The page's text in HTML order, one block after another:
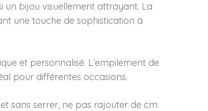
un bijou visuellement attrayant. La
une touche de sophistication à
et personnalisé. L’empilement de
pour différentes occasions.
sans serrer, ne pas rajouter de cm.